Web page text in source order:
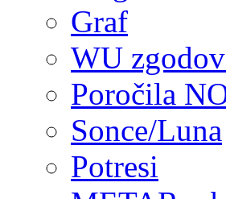
Graf
WU
Poročila
Sonce/Luna
Potresi